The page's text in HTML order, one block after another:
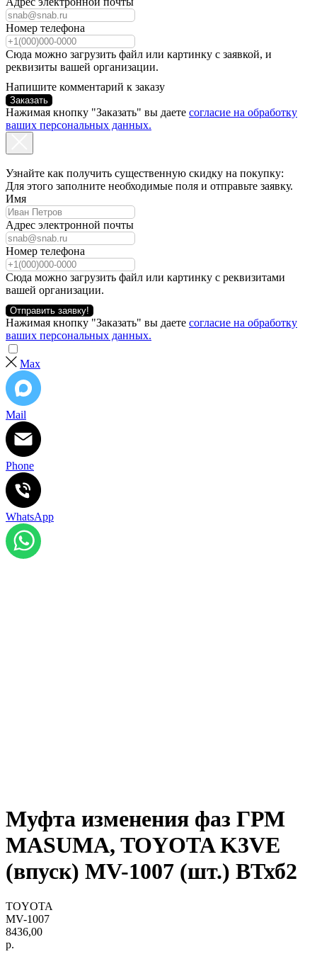
Номер телефона
Сюда можно загрузить файл или картинку с заявкой, и
реквизиты вашей организации.
Напишите комментарий к заказу
Заказать
Нажимая кнопку "Заказать" вы даете согласие на обработку
ваших персональных данных.
Узнайте как получить существенную скидку на покупку:
Для этого заполните необходимые поля и отправьте заявку.
Имя
Адрес электронной почты
Номер телефона
Сюда можно загрузить файл или картинку с реквизитами
вашей организации.
Отправить заявку!
Нажимая кнопку "Заказать" вы даете согласие на обработку
ваших персональных данных.
Max
Mail
Phone
WhatsApp
Муфта изменения фаз ГРМ
MASUMA, TOYOTA K3VE
(впуск) MV-1007 (шт.) ВТхб2
TOYOTA
MV-1007
8436,00
р.